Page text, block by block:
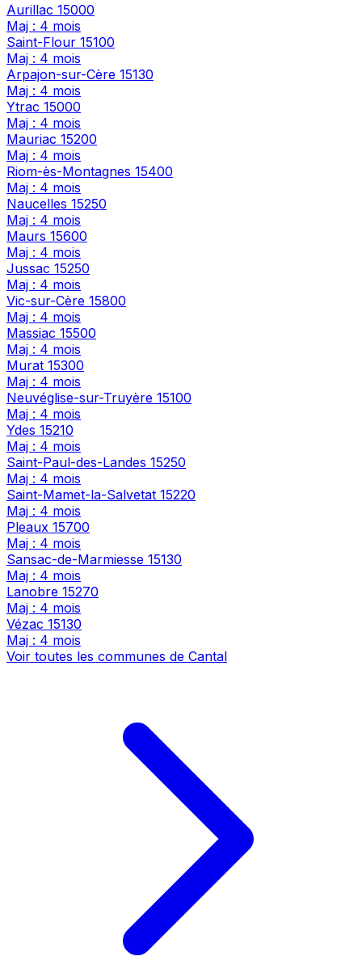
Aurillac 15000
Maj : 4 mois
Saint-Flour 15100
Maj : 4 mois
Arpajon-sur-Cère 15130
Maj : 4 mois
Ytrac 15000
Maj : 4 mois
Mauriac 15200
Maj : 4 mois
Riom-ès-Montagnes 15400
Maj : 4 mois
Naucelles 15250
Maj : 4 mois
Maurs 15600
Maj : 4 mois
Jussac 15250
Maj : 4 mois
Vic-sur-Cère 15800
Maj : 4 mois
Massiac 15500
Maj : 4 mois
Murat 15300
Maj : 4 mois
Neuvéglise-sur-Truyère 15100
Maj : 4 mois
Ydes 15210
Maj : 4 mois
Saint-Paul-des-Landes 15250
Maj : 4 mois
Saint-Mamet-la-Salvetat 15220
Maj : 4 mois
Pleaux 15700
Maj : 4 mois
Sansac-de-Marmiesse 15130
Maj : 4 mois
Lanobre 15270
Maj : 4 mois
Vézac 15130
Maj : 4 mois
Voir toutes les communes de Cantal